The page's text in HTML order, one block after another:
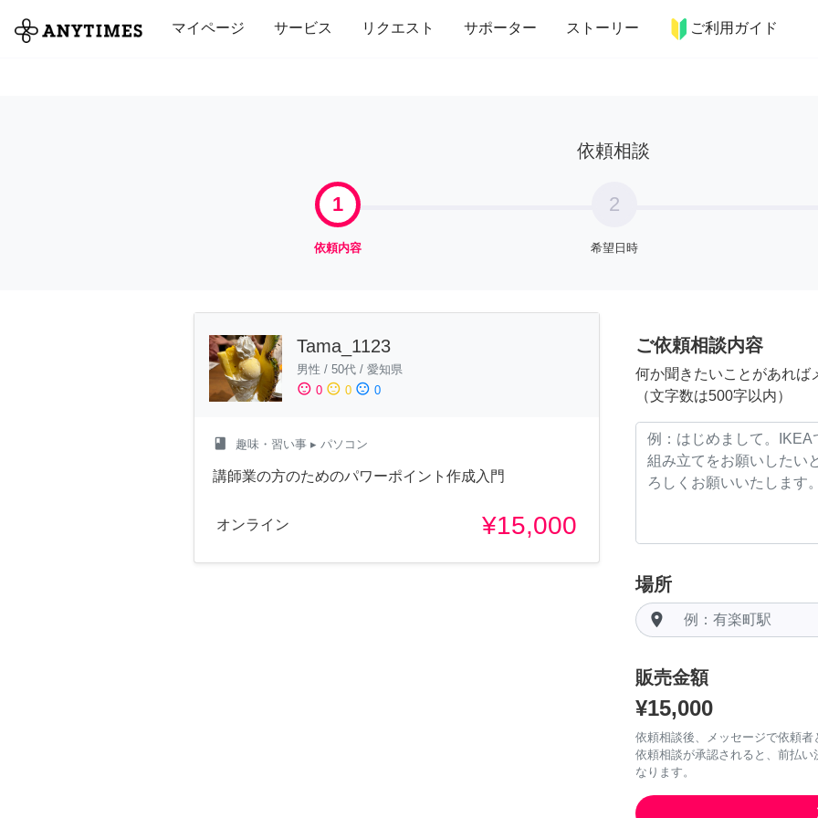
マイページ サービス リクエスト サポーター ストーリー ご利用ガイド
全て 修理・組立 家事 引っ越し インテリア 趣味・習い事 ペット 料理
依頼相談
1
依頼内容
2
希望日時
Tama_1123
男性 / 50代 / 愛知県
sentiment_satisfied 0 sentiment_neutral 0 sentiment_dissatisfied 0
class 趣味・習い事 ▸ パソコン
講師業の方のためのパワーポイント作成入門
オンライン ¥15,000
ご依頼相談内容
何か聞きたいことがあれば
（文字数は500字以内）
場所
room
販売金額
¥15,000
依頼相談後、メッセージで依頼
依頼相談が承認されると、前払
なります。